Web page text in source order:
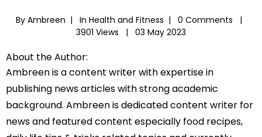
By Ambreen | In Health and Fitness |
0 Comments |
3901 Views |
03 May 2023
About the Author:
Ambreen is a content writer with expertise in
publishing news articles with strong academic
background. Ambreen is dedicated content writer for
news and featured content especially food recipes,